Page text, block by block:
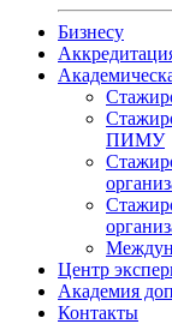
Бизнесу
ПИМУ
Центр
Академия
Контакты